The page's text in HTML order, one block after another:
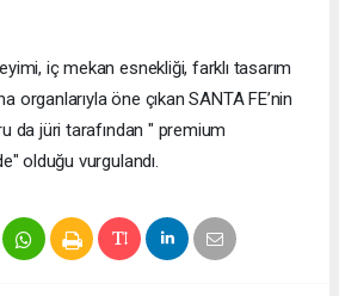
iç mekan esnekliği, farklı tasarım
organlarıyla öne çıkan SANTA FE’nin
da jüri tarafından " premium
olduğu vurgulandı.